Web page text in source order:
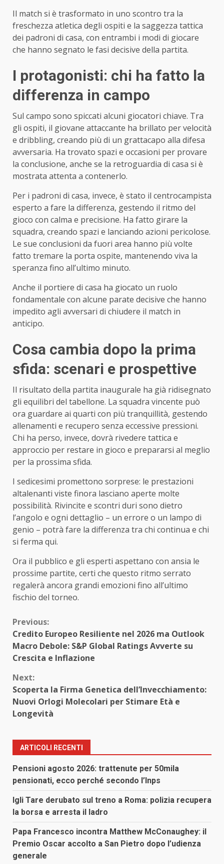
Il match si è trasformato in uno scontro tra la
freschezza atletica degli ospiti e la saggezza tattica
dei padroni di casa, con entrambi i modi di giocare
che hanno segnato le fasi decisive della partita.
I protagonisti: chi ha fatto la
differenza in campo
Sul campo sono spiccati alcuni giocatori chiave. Tra
gli ospiti, il giovane attaccante ha brillato per velocità
e dribbling, creando più di un grattacapo alla difesa
avversaria. Ha trovato spazi e occasioni per provare
la conclusione, anche se la retroguardia di casa si è
mostrata attenta a contenerlo.
Per i padroni di casa, invece, è stato il centrocampista
esperto a fare la differenza, gestendo il ritmo del
gioco con calma e precisione. Ha fatto girare la
squadra, creando spazi e lanciando azioni pericolose.
Le sue conclusioni da fuori area hanno più volte
fatto tremare la porta ospite, mantenendo viva la
speranza fino all’ultimo minuto.
Anche il portiere di casa ha giocato un ruolo
fondamentale con alcune parate decisive che hanno
impedito agli avversari di chiudere il match in
anticipo.
Cosa cambia dopo la prima
sfida: scenari e prospettive
Il risultato della partita inaugurale ha già ridisegnato
gli equilibri del tabellone. La squadra vincente può
ora guardare ai quarti con più tranquillità, gestendo
allenamenti e recupero senza eccessive pressioni.
Chi ha perso, invece, dovrà rivedere tattica e
approccio per restare in gioco e prepararsi al meglio
per la prossima sfida.
I sedicesimi promettono sorprese: le prestazioni
altalenanti viste finora lasciano aperte molte
possibilità. Rivincite e scontri duri sono dietro
l’angolo e ogni dettaglio – un errore o un lampo di
genio – potrà fare la differenza tra chi continua e chi
si ferma qui.
Ora il pubblico e gli esperti aspettano con ansia le
prossime partite, certi che questo ritmo serrato
regalerà ancora grandi emozioni fino all’ultimo
fischio del torneo.
Continue
Reading
Previous:
Credito Europeo Resiliente nel 2026 ma Outlook
Macro Debole: S&P Global Ratings Avverte su
Crescita e Inflazione
Next:
Scoperta la Firma Genetica dell’Invecchiamento:
Nuovi Orlogi Molecolari per Stimare Età e
Longevità
ARTICOLI RECENTI
Pensioni agosto 2026: trattenute per 50mila
pensionati, ecco perché secondo l’Inps
Igli Tare derubato sul treno a Roma: polizia recupera
la borsa e arresta il ladro
Papa Francesco incontra Matthew McConaughey: il
Premio Oscar accolto a San Pietro dopo l’udienza
generale